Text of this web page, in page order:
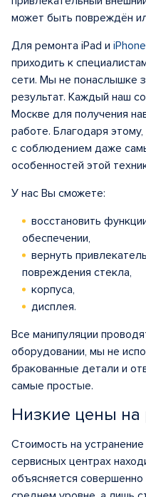
может быть повреждён
Для ремонта iPad и iPhone
приходить к
сети. Мы не понаслышке
результат. Каждый наш
Москве для получения
работе. Благодаря
с соблюдением даже
особенностей этой
У нас Вы сможете:
восстановить
обеспечении,
вернуть
повреждения стекла,
корпуса,
дисплея.
Все манипуляции
оборудовании, мы не
бракованные детали и
самые простые.
Низкие цены на
Стоимость на
сервисных центрах
объясняется совершенно